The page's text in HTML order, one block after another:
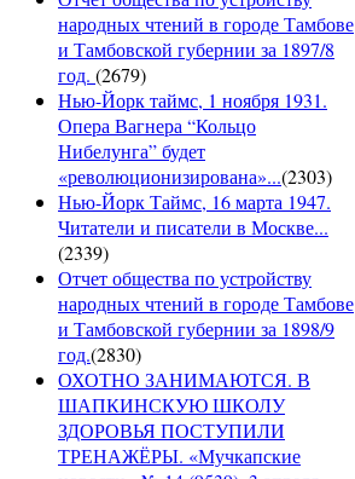
народных чтений в городе Тамбове
и Тамбовской губернии за 1897/8
год. (2679)
Нью-Йорк таймс, 1 ноября 1931.
Опера Вагнера “Кольцо
Нибелунга” будет
«революционизирована»...(2303)
Нью-Йорк Таймс, 16 марта 1947.
Читатели и писатели в Москве...
(2339)
Отчет общества по устройству
народных чтений в городе Тамбове
и Тамбовской губернии за 1898/9
год.(2830)
ОХОТНО ЗАНИМАЮТСЯ. В
ШАПКИНСКУЮ ШКОЛУ
ЗДОРОВЬЯ ПОСТУПИЛИ
ТРЕНАЖЁРЫ. «Мучкапские